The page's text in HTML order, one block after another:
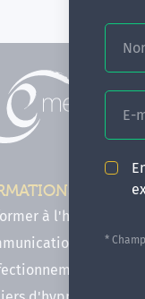
E-
*
à l'hypnose,
en